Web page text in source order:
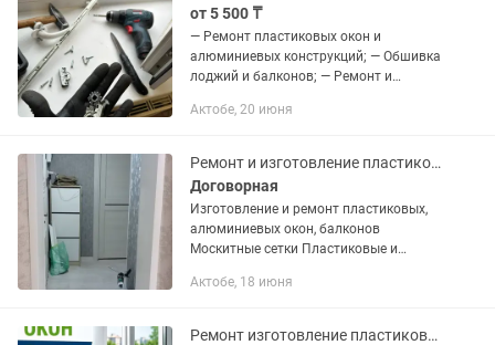
от 5 500 ₸
— Ремонт пластиковых окон и
алюминиевых конструкций; — Обшивка
лоджий и балконов; — Ремонт и
Изготовление и установка москитных
жалюзи и...
Актобе, 20 июня
Ремонт и изготовление пластиковых окон
Договорная
Изготовление и ремонт пластиковых,
алюминиевых окон, балконов
Москитные сетки Пластиковые и
Актобе, 18 июня
Ремонт изготовление пластиковых алюминиевых окон дверь балкон